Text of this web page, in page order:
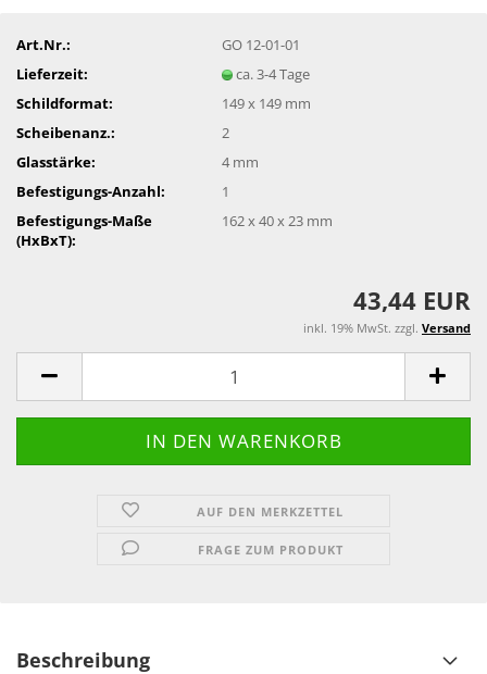
Art.Nr.:
GO 12-01-01
Lieferzeit:
ca. 3-4 Tage
Schildformat:
149 x 149 mm
Scheibenanz.:
2
Glasstärke:
4 mm
Befestigungs-Anzahl:
1
Befestigungs-Maße
(HxBxT):
162 x 40 x 23 mm
43,44 EUR
inkl. 19% MwSt. zzgl. Versand
AUF DEN MERKZETTEL
FRAGE ZUM PRODUKT
Beschreibung